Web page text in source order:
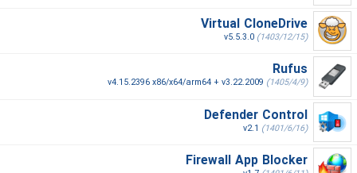
Virtual CloneDrive
v5.5.3.0 (1403/12/15)
Rufus
v4.15.2396 x86/x64/arm64 + v3.22.2009 (1405/4/9)
Defender Control
v2.1 (1401/6/16)
Firewall App Blocker